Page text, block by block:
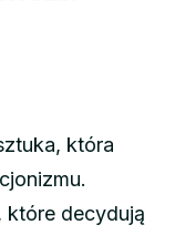
która
decydują